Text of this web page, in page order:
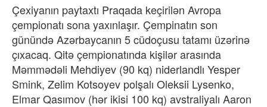
Çexiyanın paytaxtı Praqada keçirilən Avropa
çempionatı sona yaxınlaşır. Çempinatın son
günündə Azərbaycanın 5 cüdoçusu tatamı üzərinə
çıxacaq. Qitə çempionatında kişilər arasında
Məmmədəli Mehdiyev (90 kq) niderlandlı Yesper
Smink, Zelim Kotsoyev polşalı Oleksii Lysenko,
Elmar Qasımov (hər ikisi 100 kq) avstraliyalı Aaron